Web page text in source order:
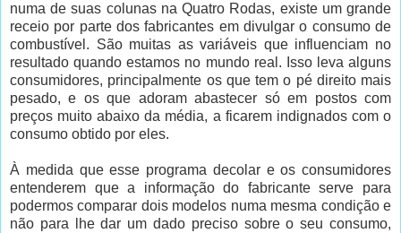
numa de suas colunas na Quatro Rodas, existe um grande
receio por parte dos fabricantes em divulgar o consumo de
combustível. São muitas as variáveis que influenciam no
resultado quando estamos no mundo real. Isso leva alguns
consumidores, principalmente os que tem o pé direito mais
pesado, e os que adoram abastecer só em postos com
preços muito abaixo da média, a ficarem indignados com o
consumo obtido por eles.
À medida que esse programa decolar e os consumidores
entenderem que a informação do fabricante serve para
podermos comparar dois modelos numa mesma condição e
não para lhe dar um dado preciso sobre o seu consumo,